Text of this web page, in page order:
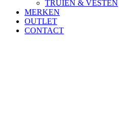
TRUIEN & VESTEN
MERKEN
OUTLET
CONTACT